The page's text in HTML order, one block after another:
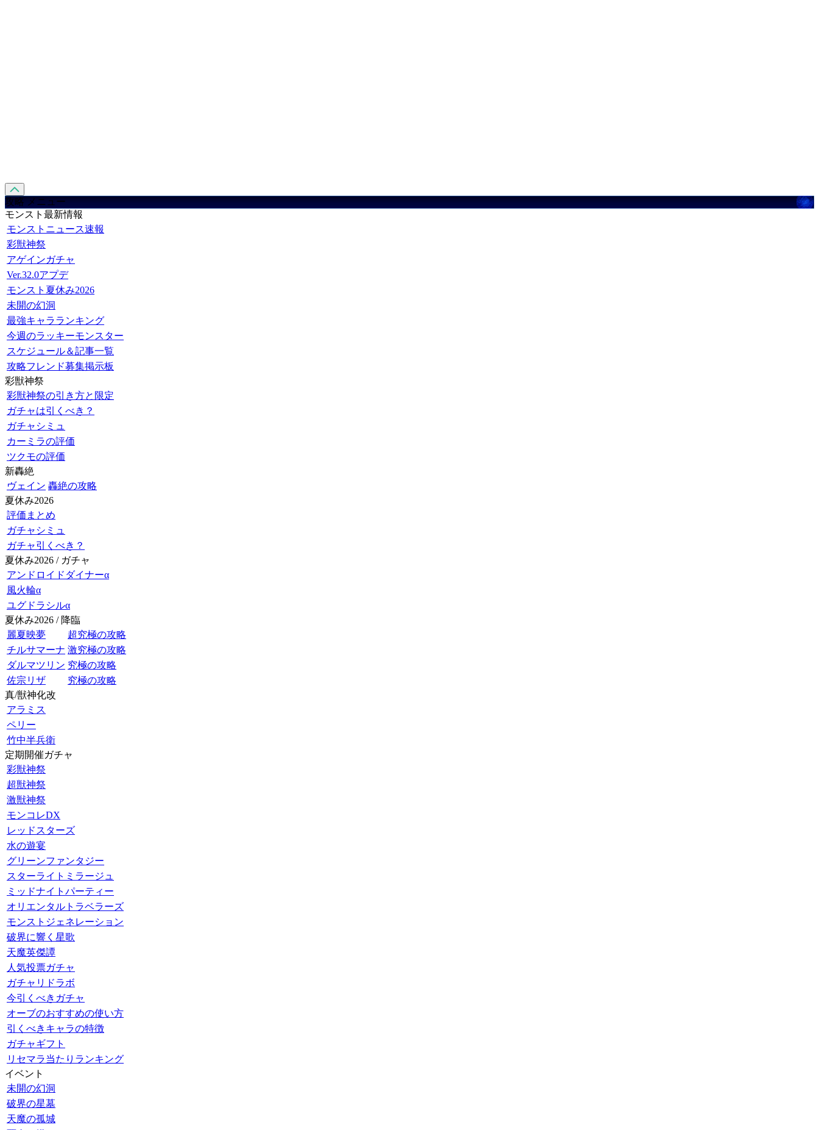
攻略 メニュー
モンスト最新情報
モンストニュース速報
彩獣神祭
アゲインガチャ
Ver.32.0アプデ
モンスト夏休み2026
未開の幻洞
最強キャラランキング
今週のラッキーモンスター
スケジュール＆記事一覧
攻略フレンド募集掲示板
彩獣神祭
彩獣神祭の引き方と限定
ガチャは引くべき？
ガチャシミュ
カーミラの評価
ツクモの評価
新轟絶
ヴェイン 轟絶の攻略
夏休み2026
評価まとめ
ガチャシミュ
ガチャ引くべき？
夏休み2026 / ガチャ
アンドロイドダイナーα
風火輪α
ユグドラシルα
夏休み2026 / 降臨
麗夏映夢
超究極の攻略
チルサマーナ 激究極の攻略
ダルマツリン 究極の攻略
佐宗リザ
究極の攻略
真/獣神化改
アラミス
ペリー
竹中半兵衛
定期開催ガチャ
彩獣神祭
超獣神祭
激獣神祭
モンコレDX
レッドスターズ
水の遊宴
グリーンファンタジー
スターライトミラージュ
ミッドナイトパーティー
オリエンタルトラベラーズ
モンストジェネレーション
破界に響く星歌
天魔英傑譚
人気投票ガチャ
ガチャリドラボ
今引くべきガチャ
オーブのおすすめの使い方
引くべきキャラの特徴
ガチャギフト
リセマラ当たりランキング
イベント
未開の幻洞
破界の星墓
天魔の孤城